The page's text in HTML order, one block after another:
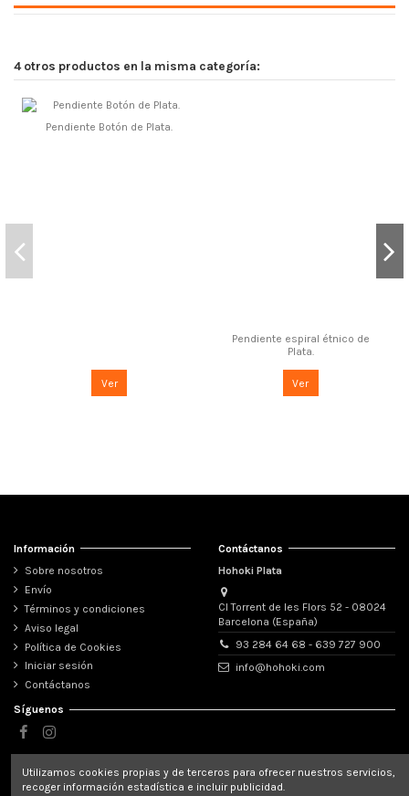
4 otros productos en la misma categoría:
Pendiente Botón de Plata.
Ver
Pendiente espiral étnico de
Plata.
Ver
Información
Sobre nosotros
Envío
Términos y condiciones
Aviso legal
Política de Cookies
Iniciar sesión
Contáctanos
Contáctanos
Hohoki Plata
Cl Torrent de les Flors 52 - 08024
Barcelona (España)
93 284 64 68 - 639 727 900
info@hohoki.com
Síguenos
Newsletter
Utilizamos cookies propias y de terceros para ofrecer nuestros servicios,
recoger información estadística e incluir publicidad.